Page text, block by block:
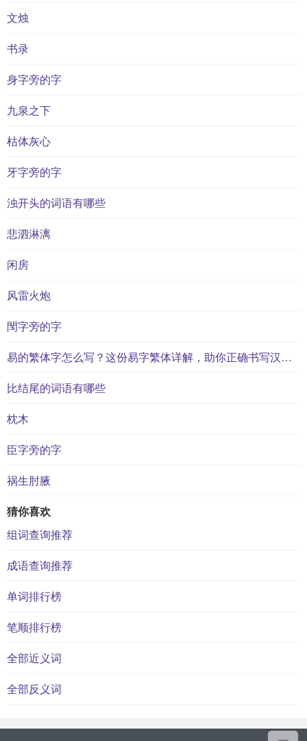
文烛
书录
身字旁的字
九泉之下
枯体灰心
牙字旁的字
浊开头的词语有哪些
悲泗淋漓
闲房
风雷火炮
閠字旁的字
易的繁体字怎么写？这份易字繁体详解，助你正确书写汉字_汉字繁体学习
比结尾的词语有哪些
枕木
臣字旁的字
祸生肘腋
猜你喜欢
组词查询推荐
成语查询推荐
单词排行榜
笔顺排行榜
全部近义词
全部反义词